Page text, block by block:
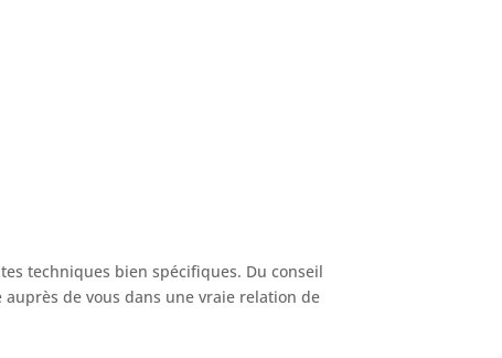
techniques bien spécifiques. Du conseil
de vous dans une vraie relation de